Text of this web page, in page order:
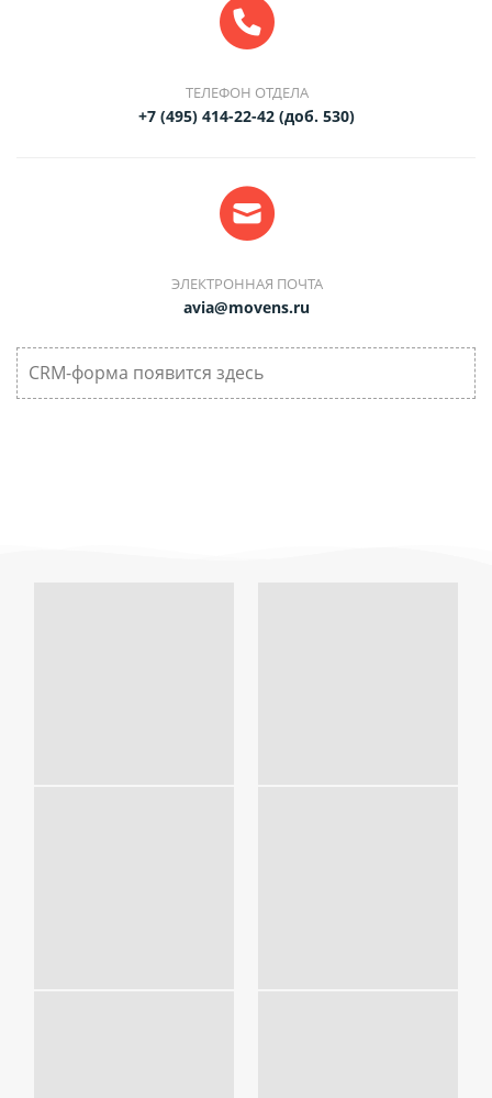
CRM-форма появится здесь
ТЕЛЕФОН ОТДЕЛА
+7 (495) 414-22-42 (доб. 530)
ЭЛЕКТРОННАЯ ПОЧТА
avia@movens.ru